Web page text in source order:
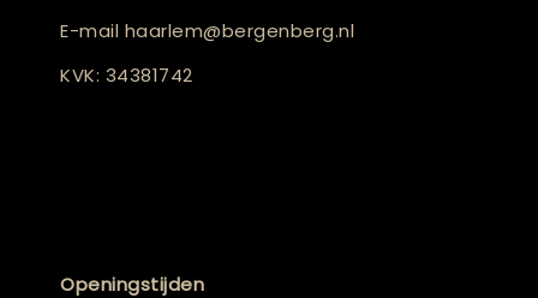
E-mail haarlem@bergenberg.nl
KVK: 34381742
Openingstijden